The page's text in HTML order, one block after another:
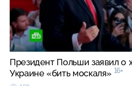
Президент Польши заявил о
Украине «бить москаля» 16+